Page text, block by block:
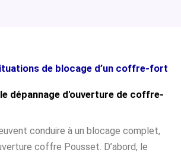
de blocage d’un coffre-fort
dépannage d'ouverture de coffre-
conduire à un blocage complet,
coffre Pousset. D’abord, le